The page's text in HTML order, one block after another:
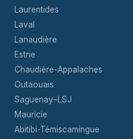
Laurentides
Laval
Lanaudière
Estrie
Chaudière-Appalaches
Outaouais
Saguenay–LSJ
Mauricie
Abitibi-Témiscamingue